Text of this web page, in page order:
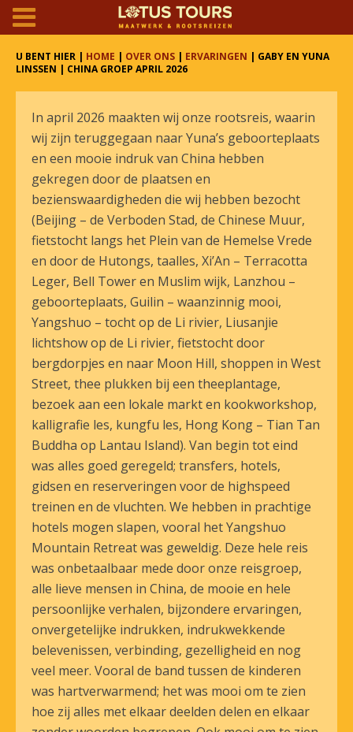
U BENT HIER | HOME | OVER ONS | ERVARINGEN | GABY EN YUNA
LINSSEN | CHINA GROEP APRIL 2026
In april 2026 maakten wij onze rootsreis, waarin
wij zijn teruggegaan naar Yuna’s geboorteplaats
en een mooie indruk van China hebben
gekregen door de plaatsen en
bezienswaardigheden die wij hebben bezocht
(Beijing – de Verboden Stad, de Chinese Muur,
fietstocht langs het Plein van de Hemelse Vrede
en door de Hutongs, taalles, Xi’An – Terracotta
Leger, Bell Tower en Muslim wijk, Lanzhou –
geboorteplaats, Guilin – waanzinnig mooi,
Yangshuo – tocht op de Li rivier, Liusanjie
lichtshow op de Li rivier, fietstocht door
bergdorpjes en naar Moon Hill, shoppen in West
Street, thee plukken bij een theeplantage,
bezoek aan een lokale markt en kookworkshop,
kalligrafie les, kungfu les, Hong Kong – Tian Tan
Buddha op Lantau Island). Van begin tot eind
was alles goed geregeld; transfers, hotels,
gidsen en reserveringen voor de highspeed
treinen en de vluchten. We hebben in prachtige
hotels mogen slapen, vooral het Yangshuo
Mountain Retreat was geweldig. Deze hele reis
was onbetaalbaar mede door onze reisgroep,
alle lieve mensen in China, de mooie en hele
persoonlijke verhalen, bijzondere ervaringen,
onvergetelijke indrukken, indrukwekkende
belevenissen, verbinding, gezelligheid en nog
veel meer. Vooral de band tussen de kinderen
was hartverwarmend; het was mooi om te zien
hoe zij alles met elkaar deelden delen en elkaar